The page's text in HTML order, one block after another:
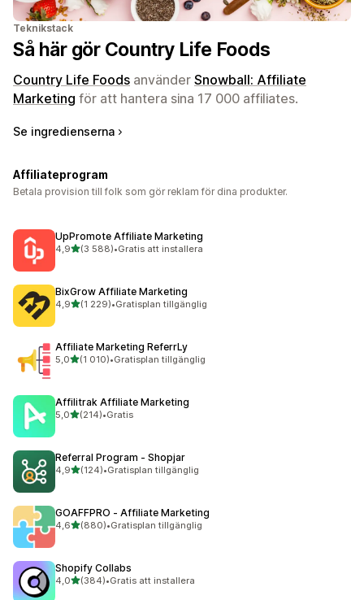
Teknikstack
Så här gör Country Life Foods
Country Life Foods använder Snowball: Affiliate
Marketing för att hantera sina 17 000 affiliates.
Se ingredienserna
Affiliateprogram
Betala provision till folk som gör reklam för dina produkter.
UpPromote Affiliate Marketing
4,9av 5 stjärnor
(3 588)
3588 recensioner totalt
•Gratis att installera
BixGrow Affiliate Marketing
4,9av 5 stjärnor
(1 229)
1229 recensioner totalt
•Gratisplan tillgänglig
Affiliate Marketing ReferrLy
5,0av 5 stjärnor
(1 010)
1010 recensioner totalt
•Gratisplan tillgänglig
Affilitrak Affiliate Marketing
5,0av 5 stjärnor
(214)
214 recensioner totalt
•Gratis
Referral Program ‑ Shopjar
4,9av 5 stjärnor
(124)
124 recensioner totalt
•Gratisplan tillgänglig
GOAFFPRO ‑ Affiliate Marketing
4,6av 5 stjärnor
(880)
880 recensioner totalt
•Gratisplan tillgänglig
Shopify Collabs
4,0av 5 stjärnor
(384)
384 recensioner totalt
•Gratis att installera